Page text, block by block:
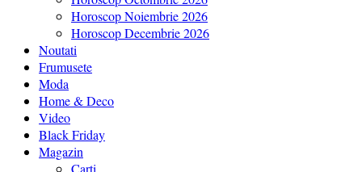
Horoscop Noiembrie 2026
Horoscop Decembrie 2026
Noutati
Frumusete
Moda
Home & Deco
Video
Black Friday
Magazin
Carti